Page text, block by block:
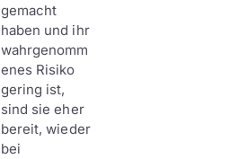
gemacht
haben und ihr
wahrgenomm
enes Risiko
gering ist,
sind sie eher
bereit, wieder
bei